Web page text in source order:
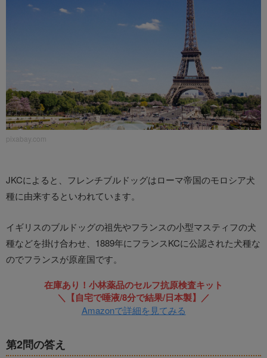
pixabay.com
JKCによると、フレンチブルドッグはローマ帝国のモロシア犬
種に由来するといわれています。
イギリスのブルドッグの祖先やフランスの小型マスティフの犬
種などを掛け合わせ、1889年にフランスKCに公認された犬種な
のでフランスが原産国です。
在庫あり！小林薬品のセルフ抗原検査キット
＼【自宅で唾液/8分で結果/日本製】／
Amazonで詳細を見てみる
第2問の答え